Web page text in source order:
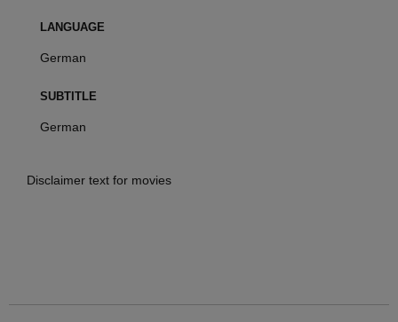
LANGUAGE
German
SUBTITLE
German
Disclaimer text for movies